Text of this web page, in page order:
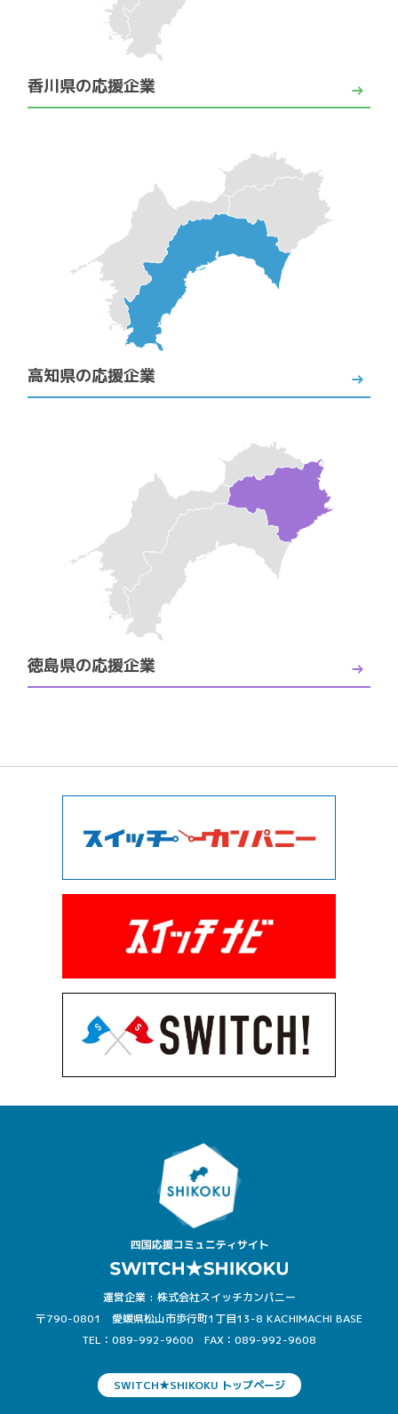
香川県の応援企業
高知県の応援企業
徳島県の応援企業
運営企業 : 株式会社スイッチカンパニー
〒790-0801 愛媛県松山市歩行町1丁目13-8 KACHIMACHI BASE
TEL：089-992-9600
FAX：089-992-9608
SWITCH★SHIKOKU トップページ